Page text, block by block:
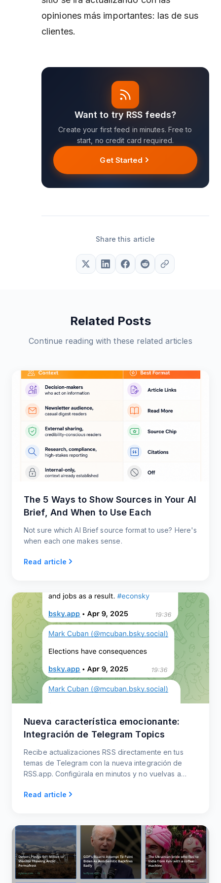
opiniones más importantes: las de sus
clientes.
Want to try RSS feeds?
Create your first feed in minutes. Free to
start, no credit card required.
Get Started
Share this article
Related Posts
Continue reading with these related articles
The 5 Ways to Show Sources in Your AI
Brief, And When to Use Each
Not sure which AI Brief source format to use? Here's
when each one makes sense.
Read article
Nueva característica emocionante:
Integración de Telegram Topics
Recibe actualizaciones RSS directamente en tus
temas de Telegram con la nueva integración de
RSS.app. Configúrala en minutos y no vuelvas a
Read article